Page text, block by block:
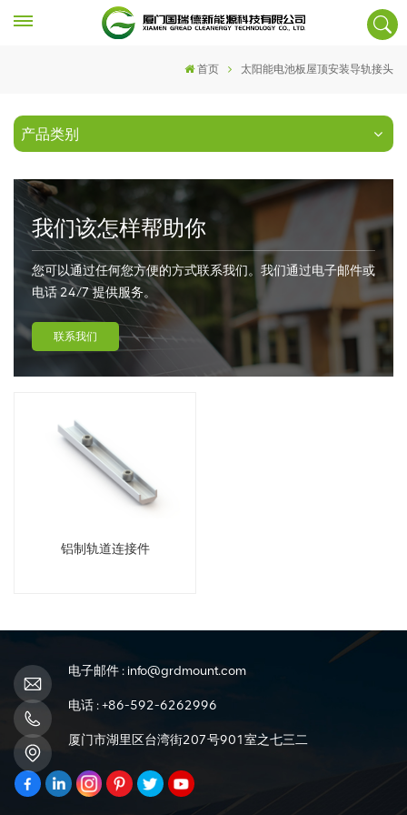
首页 太阳能电池板屋顶安装导轨接头
产品类别
我们该怎样帮助你
您可以通过任何您方便的方式联系我们。我们通过电子邮件或
电话 24/7 提供服务。
联系我们
铝制轨道连接件
电子邮件 : info@grdmount.com
电话 :+86-592-6262996
厦门市湖里区台湾街207号901室之七三二